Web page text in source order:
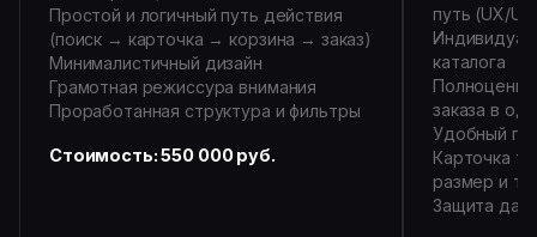
Простой и логичный путь действия
(поиск → карточка → корзина → заказ)
Минималистичный дизайн
Грамотная режиссура внимания
Проработанная структура и фильтры
Стоимость: 550 000 руб.
путь (UX/UI)
каталога
заказа в
Удобный
Карточка
размер и
Защита